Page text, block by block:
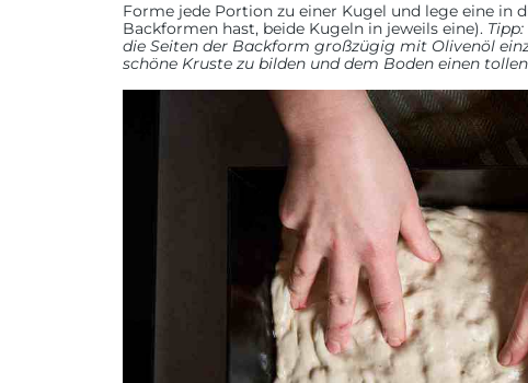
Forme jede Portion zu einer Kugel und lege eine in
Backformen hast, beide Kugeln in jeweils eine).
die Seiten der Backform großzügig mit Olivenöl
schöne Kruste zu bilden und dem Boden einen